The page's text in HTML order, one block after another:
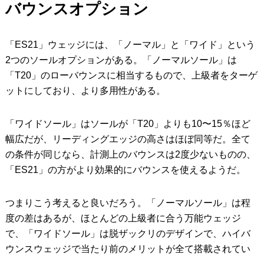
バウンスオプション
「ES21」ウェッジには、「ノーマル」と「ワイド」という
2つのソールオプションがある。「ノーマルソール」は
「T20」のローバウンスに相当するもので、上級者をターゲ
ットにしており、より多用性がある。
「ワイドソール」はソールが「T20」よりも10〜15％ほど
幅広だが、リーディングエッジの高さはほぼ同等だ。全て
の条件が同じなら、計測上のバウンスは2度少ないものの、
「ES21」の方がより効果的にバウンスを使えるようだ。
つまりこう考えると良いだろう。「ノーマルソール」は程
度の差はあるが、ほとんどの上級者に合う万能ウェッジ
で、「ワイドソール」は脱ザックリのデザインで、ハイバ
ウンスウェッジで当たり前のメリットが全て搭載されてい